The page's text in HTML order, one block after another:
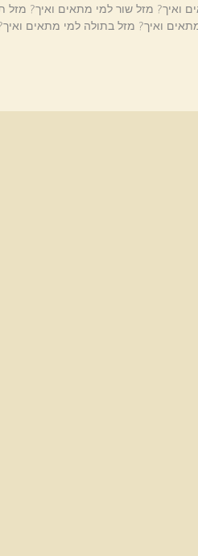
מזל שור למי מתאים ואיך? מזל
ואיך? מזל בתולה למי מתאים